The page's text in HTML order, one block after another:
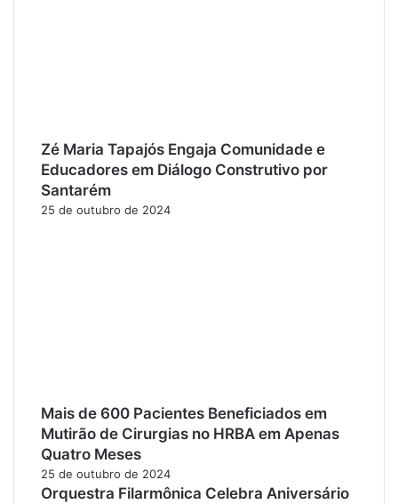
Zé Maria Tapajós Engaja Comunidade e
Educadores em Diálogo Construtivo por
Santarém
25 de outubro de 2024
Mais de 600 Pacientes Beneficiados em
Mutirão de Cirurgias no HRBA em Apenas
Quatro Meses
25 de outubro de 2024
Orquestra Filarmônica Celebra Aniversário